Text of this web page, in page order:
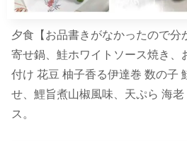
夕食【お品書きがなかったので分
寄せ鍋、鮭ホワイトソース焼き、
付け 花豆 柚子香る伊達巻 数の子
せ、鯉旨煮山椒風味、天ぷら 海
ス。